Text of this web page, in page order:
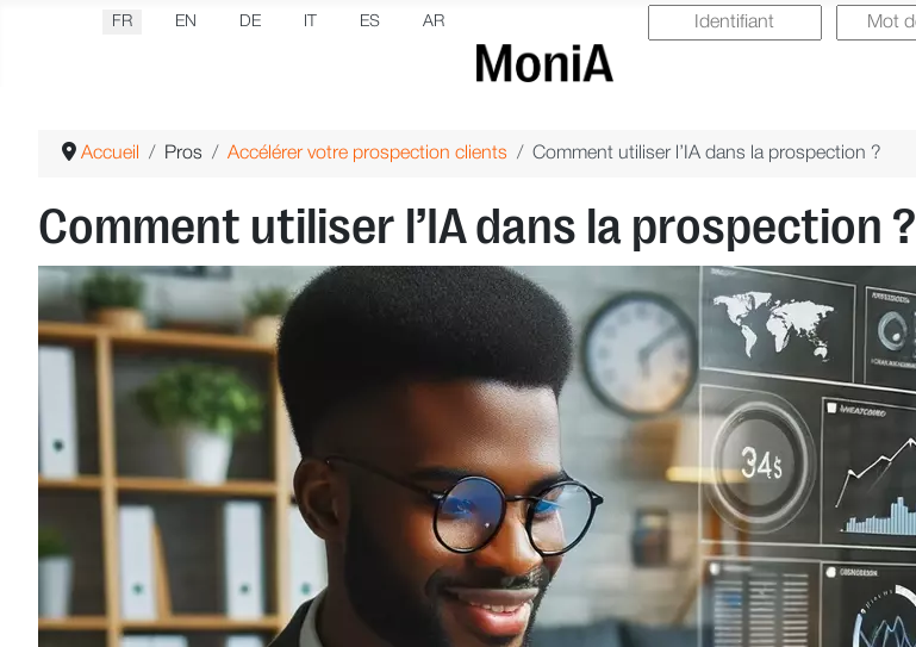
Sélectionnez votre langue
FR EN DE ES AR
Accueil Pros Accélérer votre prospection clients Comment utiliser l’IA dans la prospection ?
Comment utiliser l’IA dans la prospection ?